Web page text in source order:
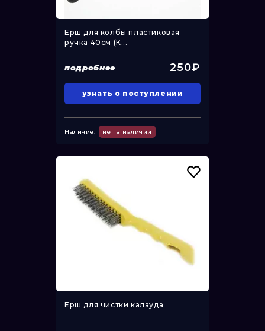
Ерш для колбы пластиковая
ручка 40см (К...
подробнее 250₽
узнать о поступлении
Наличие: нет в наличии
Ерш для чистки калауда